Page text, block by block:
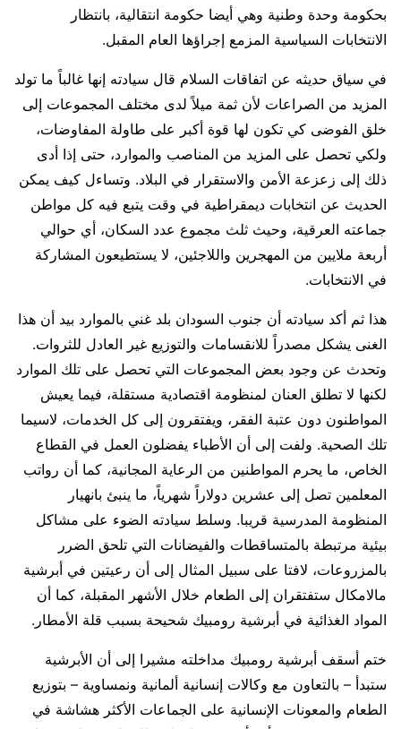
بحكومة وحدة وطنية وهي أيضا حكومة انتقالية، بانتظار
الانتخابات السياسية المزمع إجراؤها العام المقبل.
في سياق حديثه عن اتفاقات السلام قال سيادته إنها غالباً ما تولد
المزيد من الصراعات لأن ثمة ميلاً لدى مختلف المجموعات إلى
خلق الفوضى كي تكون لها قوة أكبر على طاولة المفاوضات،
ولكي تحصل على المزيد من المناصب والموارد، حتى إذا أدى
ذلك إلى زعزعة الأمن والاستقرار في البلاد. وتساءل كيف يمكن
الحديث عن انتخابات ديمقراطية في وقت يتبع فيه كل مواطن
جماعته العرقية، وحيث ثلث مجموع عدد السكان، أي حوالي
أربعة ملايين من المهجرين واللاجئين، لا يستطيعون المشاركة
في الانتخابات.
هذا ثم أكد سيادته أن جنوب السودان بلد غني بالموارد بيد أن هذا
الغنى يشكل مصدراً للانقسامات والتوزيع غير العادل للثروات.
وتحدث عن وجود بعض المجموعات التي تحصل على تلك الموارد
لكنها لا تطلق العنان لمنظومة اقتصادية مستقلة، فيما يعيش
المواطنون دون عتبة الفقر، ويفتقرون إلى كل الخدمات، لاسيما
تلك الصحية. ولفت إلى أن الأطباء يفضلون العمل في القطاع
الخاص، ما يحرم المواطنين من الرعاية المجانية، كما أن رواتب
المعلمين تصل إلى عشرين دولاراً شهرياً، ما ينبئ بانهيار
المنظومة المدرسية قريبا. وسلط سيادته الضوء على مشاكل
بيئية مرتبطة بالمتساقطات والفيضانات التي تلحق الضرر
بالمزروعات، لافتا على سبيل المثال إلى أن رعيتين في أبرشية
مالامكال ستفتقران إلى الطعام خلال الأشهر المقبلة، كما أن
المواد الغذائية في أبرشية رومبيك شحيحة بسبب قلة الأمطار.
ختم أسقف أبرشية رومبيك مداخلته مشيرا إلى أن الأبرشية
ستبدأ – بالتعاون مع وكالات إنسانية ألمانية ونمساوية – بتوزيع
الطعام والمعونات الإنسانية على الجماعات الأكثر هشاشة في